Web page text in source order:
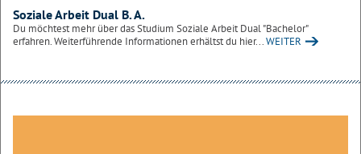
Soziale Arbeit Dual B. A.
Du möchtest mehr über das Studium Soziale Arbeit Dual "Bachelor"
erfahren. Weiterführende Informationen erhältst du hier...WEITER